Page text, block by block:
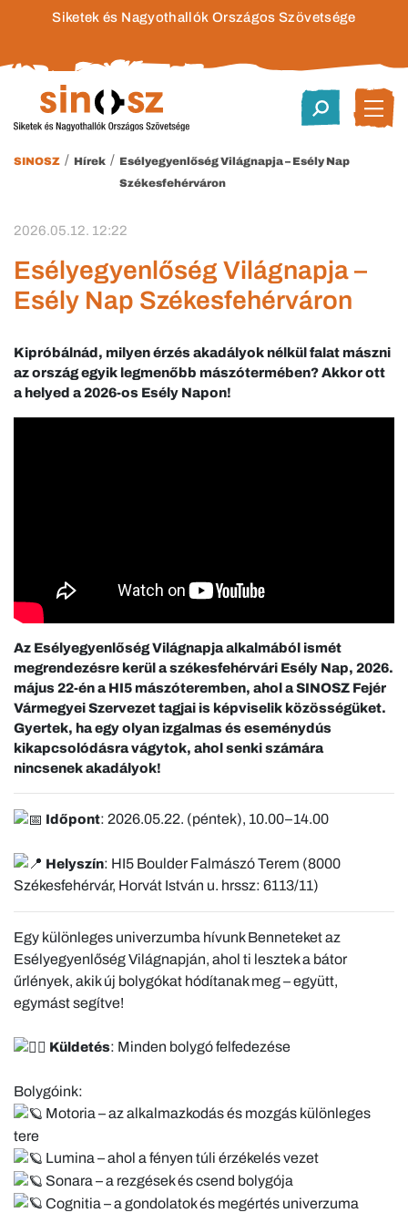
Siketek és Nagyothallók Országos Szövetsége
SINOSZ / Hírek / Esélyegyenlőség Világnapja – Esély Nap
Székesfehérváron
2026.05.12. 12:22
Esélyegyenlőség Világnapja –
Esély Nap Székesfehérváron
Kipróbálnád, milyen érzés akadályok nélkül falat mászni
az ország egyik legmenőbb mászótermében? Akkor ott
a helyed a 2026-os Esély Napon!
Az Esélyegyenlőség Világnapja alkalmából ismét
megrendezésre kerül a székesfehérvári Esély Nap, 2026.
május 22-én a HI5 mászóteremben, ahol a SINOSZ Fejér
Vármegyei Szervezet tagjai is képviselik közösségüket.
Gyertek, ha egy olyan izgalmas és eseménydús
kikapcsolódásra vágytok, ahol senki számára
nincsenek akadályok!
Időpont: 2026.05.22. (péntek), 10.00–14.00
Helyszín: HI5 Boulder Falmászó Terem (8000
Székesfehérvár, Horvát István u. hrssz: 6113/11)
Egy különleges univerzumba hívunk Benneteket az
Esélyegyenlőség Világnapján, ahol ti lesztek a bátor
űrlények, akik új bolygókat hódítanak meg – együtt,
egymást segítve!
Küldetés: Minden bolygó felfedezése
Bolygóink:
Motoria – az alkalmazkodás és mozgás különleges
tere
Lumina – ahol a fényen túli érzékelés vezet
Sonara – a rezgések és csend bolygója
Cognitia – a gondolatok és megértés univerzuma